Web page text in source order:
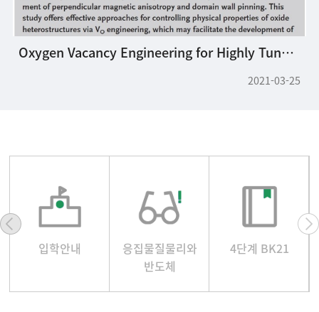
Oxygen Vacancy Engineering for Highly Tunable Ferromagnetic Properties: A Case of SrRuO3 Ultrathin Film with a SrTiO3 Capping Layer
2021-03-25
입학안내
응집물질물리와
반도체
4단계 BK21